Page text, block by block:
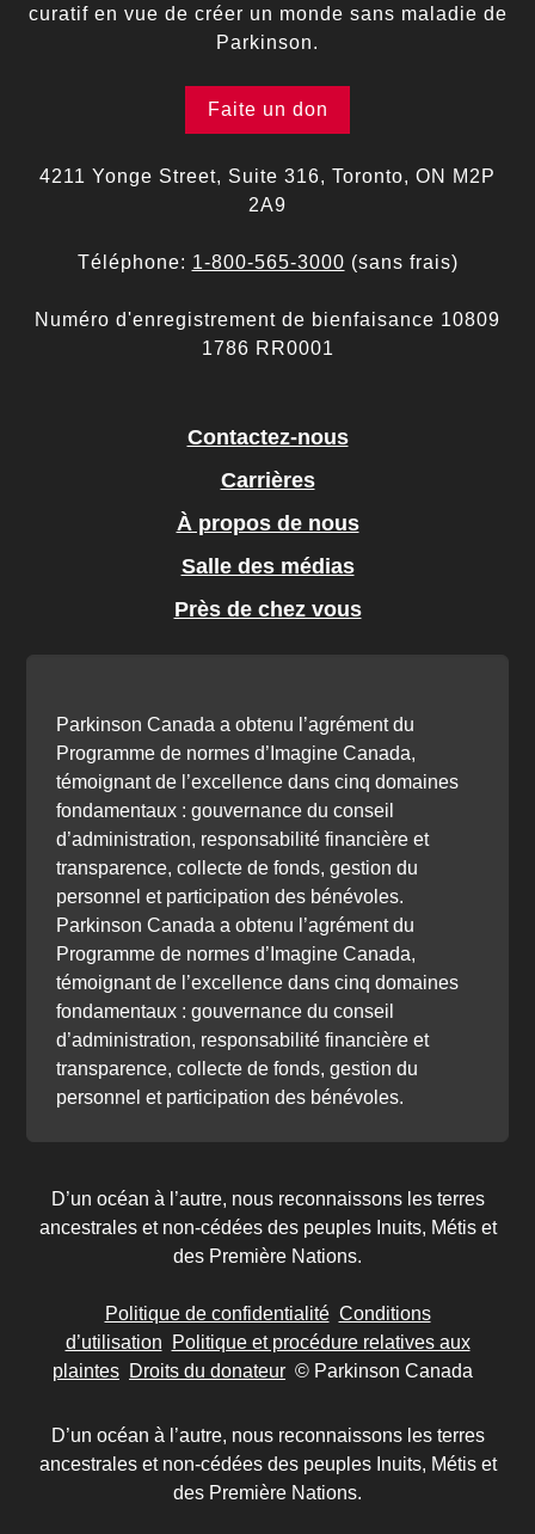
curatif en vue de créer un monde sans maladie de
Parkinson.
Faite un don
4211 Yonge Street, Suite 316, Toronto, ON M2P
2A9
Téléphone: 1-800-565-3000 (sans frais)
Numéro d'enregistrement de bienfaisance 10809
1786 RR0001
Contactez-nous
Carrières
À propos de nous
Salle des médias
Près de chez vous
Parkinson Canada a obtenu l’agrément du
Programme de normes d’Imagine Canada,
témoignant de l’excellence dans cinq domaines
fondamentaux : gouvernance du conseil
d’administration, responsabilité financière et
transparence, collecte de fonds, gestion du
personnel et participation des bénévoles.
Parkinson Canada a obtenu l’agrément du
Programme de normes d’Imagine Canada,
témoignant de l’excellence dans cinq domaines
fondamentaux : gouvernance du conseil
d’administration, responsabilité financière et
transparence, collecte de fonds, gestion du
personnel et participation des bénévoles.
D’un océan à l’autre, nous reconnaissons les terres
ancestrales et non-cédées des peuples Inuits, Métis et
des Première Nations.
Politique de confidentialité Conditions
d’utilisation
Politique et procédure relatives aux
plaintes Droits du donateur © Parkinson Canada
D’un océan à l’autre, nous reconnaissons les terres
ancestrales et non-cédées des peuples Inuits, Métis et
des Première Nations.